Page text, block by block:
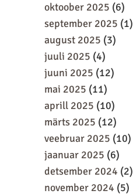
oktoober 2025 (6)
september 2025 (1)
august 2025 (3)
juuli 2025 (4)
juuni 2025 (12)
mai 2025 (11)
aprill 2025 (10)
märts 2025 (12)
veebruar 2025 (10)
jaanuar 2025 (6)
detsember 2024 (2)
november 2024 (5)